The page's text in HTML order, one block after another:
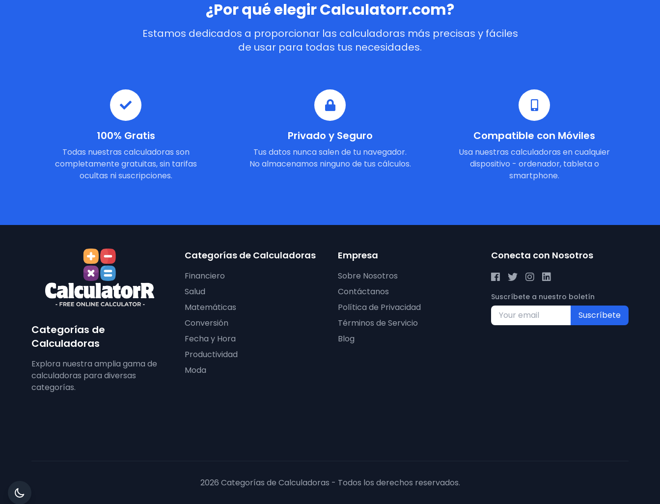
¿Por qué elegir Calculatorr.com?
Estamos dedicados a proporcionar las calculadoras más precisas y fáciles
de usar para todas tus necesidades.
100% Gratis
Todas nuestras calculadoras son
completamente gratuitas, sin tarifas
ocultas ni suscripciones.
Privado y Seguro
Tus datos nunca salen de tu navegador.
No almacenamos ninguno de tus cálculos.
Compatible con Móviles
Usa nuestras calculadoras en cualquier
dispositivo - ordenador, tableta o
smartphone.
Categorías de
Calculadoras
Explora nuestra amplia gama de
calculadoras para diversas
categorías.
Categorías de Calculadoras
Financiero
Salud
Matemáticas
Conversión
Fecha y Hora
Productividad
Moda
Empresa
Sobre Nosotros
Contáctanos
Política de Privacidad
Términos de Servicio
Blog
Conecta con Nosotros
Suscríbete a nuestro boletín
Suscríbete
2026 Categorías de Calculadoras - Todos los derechos reservados.